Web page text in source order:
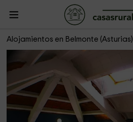
Alojamientos en Belmonte (Asturias)
Apartamento Ohmnio- Zentral Club